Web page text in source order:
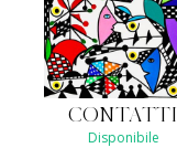
CONTATTI
Disponibile